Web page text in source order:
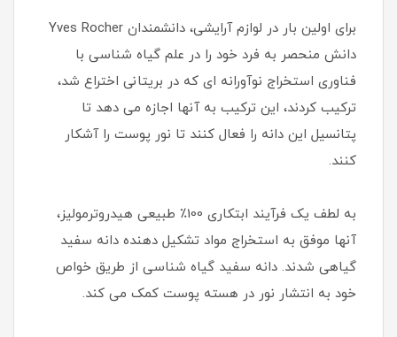
برای اولین بار در لوازم آرایشی، دانشمندان Yves Rocher
دانش منحصر به فرد خود را در علم گیاه شناسی با
فناوری استخراج نوآورانه ای که در بریتانی اختراع شد،
ترکیب کردند، این ترکیب به آنها اجازه می دهد تا
پتانسیل این دانه را فعال کنند تا نور پوست را آشکار
کنند.
به لطف یک فرآیند ابتکاری 100٪ طبیعی هیدروترمولیز،
آنها موفق به استخراج مواد تشکیل دهنده دانه سفید
گیاهی شدند. دانه سفید گیاه شناسی از طریق خواص
خود به انتشار نور در هسته پوست کمک می کند.